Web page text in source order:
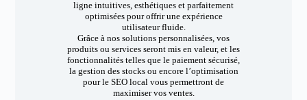
ligne intuitives, esthétiques et parfaitement
optimisées pour offrir une expérience
utilisateur fluide.
Grâce à nos solutions personnalisées, vos
produits ou services seront mis en valeur, et les
fonctionnalités telles que le paiement sécurisé,
la gestion des stocks ou encore l’optimisation
pour le SEO local vous permettront de
maximiser vos ventes.